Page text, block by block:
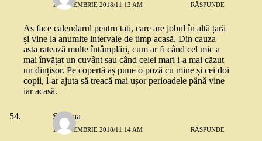
13 NOIEMBRIE 2018/11:13 AM RĂSPUNDE
As face calendarul pentru tati, care are jobul în altă țară
și vine la anumite intervale de timp acasă. Din cauza
asta ratează multe întâmplări, cum ar fi când cel mic a
mai învățat un cuvânt sau când celei mari i-a mai căzut
un dințisor. Pe copertă aș pune o poză cu mine și cei doi
copii, l-ar ajuta să treacă mai ușor perioadele până vine
iar acasă.
Simona
13 NOIEMBRIE 2018/11:14 AM RĂSPUNDE